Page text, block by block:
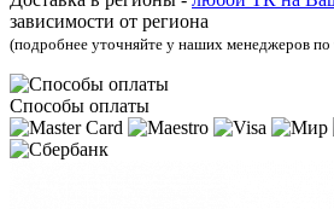
зависимости от региона
(подробнее уточняйте у наших менеджеров по
Способы оплаты